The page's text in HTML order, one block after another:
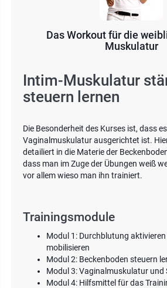
Das Workout für die
Muskulatur
Intim-Muskulatur
steuern lernen
Die Besonderheit des Kurses ist, dass
Vaginalmuskulatur ausgerichtet ist.
detailiert in die Materie der
dass man im Zuge der Übungen weiß
vor allem wieso man ihn trainiert.
Trainingsmodule
Modul 1: Durchblutung aktivieren
mobilisieren
Modul 2: Beckenboden steuern
Modul 3: Vaginalmuskulatur und
Modul 4: Hilfsmittel für das